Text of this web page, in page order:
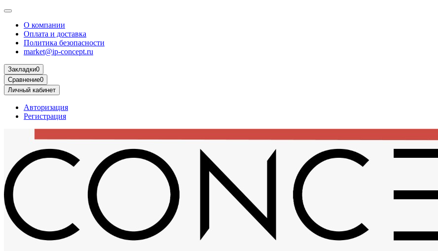
О компании
Оплата и доставка
Политика безопасности
market@ip-concept.ru
Закладки0
Сравнение0
Личный кабинет
Авторизация
Регистрация